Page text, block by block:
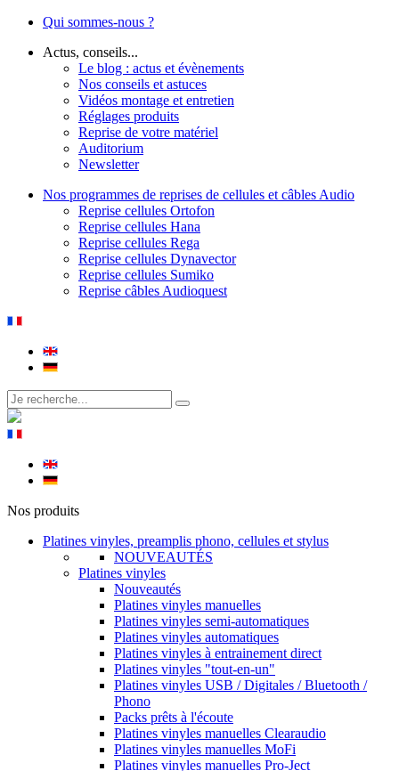
Qui sommes-nous ?
Actus, conseils...
Le blog : actus et évènements
Nos conseils et astuces
Vidéos montage et entretien
Réglages produits
Reprise de votre matériel
Auditorium
Newsletter
Nos programmes de reprises de cellules et câbles Audio
Reprise cellules Ortofon
Reprise cellules Hana
Reprise cellules Rega
Reprise cellules Dynavector
Reprise cellules Sumiko
Reprise câbles Audioquest
Nos produits
Platines vinyles, preamplis phono, cellules et stylus
NOUVEAUTÉS
Platines vinyles
Nouveautés
Platines vinyles manuelles
Platines vinyles semi-automatiques
Platines vinyles automatiques
Platines vinyles à entrainement direct
Platines vinyles "tout-en-un"
Platines vinyles USB / Digitales / Bluetooth /
Phono
Packs prêts à l'écoute
Platines vinyles manuelles Clearaudio
Platines vinyles manuelles MoFi
Platines vinyles manuelles Pro-Ject